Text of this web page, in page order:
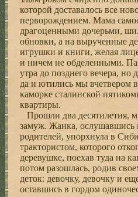
которой доставалось все
перворождением. Мама
драгоценными дочерьми,
обновки, а на вырученные
игрушки и книги, желая
и ничем не обделенными.
утра до позднего вечера, но
да и ютились мы вчетвером
каморке сталинской
квартиры.
Прошли два десятилетия,
замуж. Жанка, ослушавшись
родителей, упорхнула в
трактористом, которого
деревушке, поехав туда на
потом разошлась, родив
деток: девочку, девочку и
оставшись в гордом